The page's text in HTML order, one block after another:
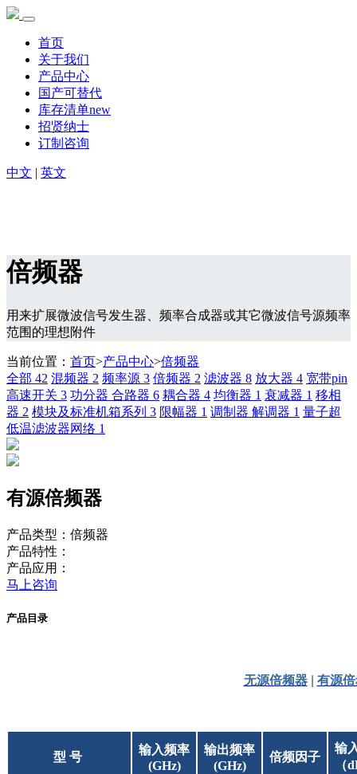
首页
关于我们
产品中心
国产可替代
库存清单new
招贤纳士
订制咨询
中文 | 英文
倍频器
用来扩展微波信号发生器、频率合成器或其它微波信号源频率
范围的理想附件
当前位置： 首页>产品中心>倍频器
全部 42 混频器 2 频率源 3 倍频器 2 滤波器 8 放大器 4 宽带pin
高速开关 3 功分器 合路器 6 耦合器 4 均衡器 1 衰减器 1 移相
器 2 模块及标准机箱系列 3 限幅器 1 调制器 解调器 1 量子超
低温滤波器网络 1
有源倍频器
产品类型：倍频器
产品特性：
产品应用：
马上咨询
产品目录
无源倍频器| 有源
型 号
输入频率
(GHz)
输出频率
(GHz)
倍频因子
输
（